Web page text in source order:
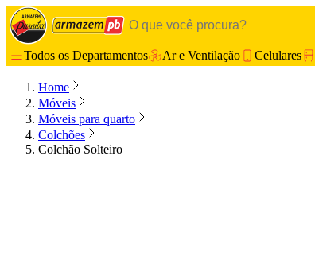
Todos os Departamentos Ar e Ventilação Celulares
Home
Móveis
Móveis para quarto
Colchões
Colchão Solteiro